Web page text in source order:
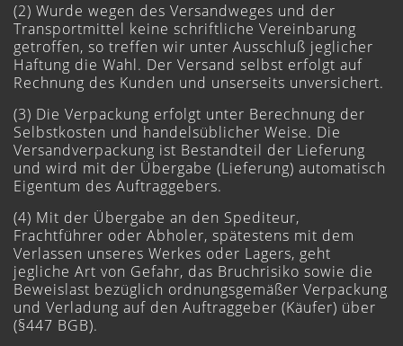
(2) Wurde wegen des Versandweges und der
Transportmittel keine schriftliche Vereinbarung
getroffen, so treffen wir unter Ausschluß jeglicher
Haftung die Wahl. Der Versand selbst erfolgt auf
Rechnung des Kunden und unserseits unversichert.
(3) Die Verpackung erfolgt unter Berechnung der
Selbstkosten und handelsüblicher Weise. Die
Versandverpackung ist Bestandteil der Lieferung
und wird mit der Übergabe (Lieferung) automatisch
Eigentum des Auftraggebers.
(4) Mit der Übergabe an den Spediteur,
Frachtführer oder Abholer, spätestens mit dem
Verlassen unseres Werkes oder Lagers, geht
jegliche Art von Gefahr, das Bruchrisiko sowie die
Beweislast bezüglich ordnungsgemäßer Verpackung
und Verladung auf den Auftraggeber (Käufer) über
(§447 BGB).